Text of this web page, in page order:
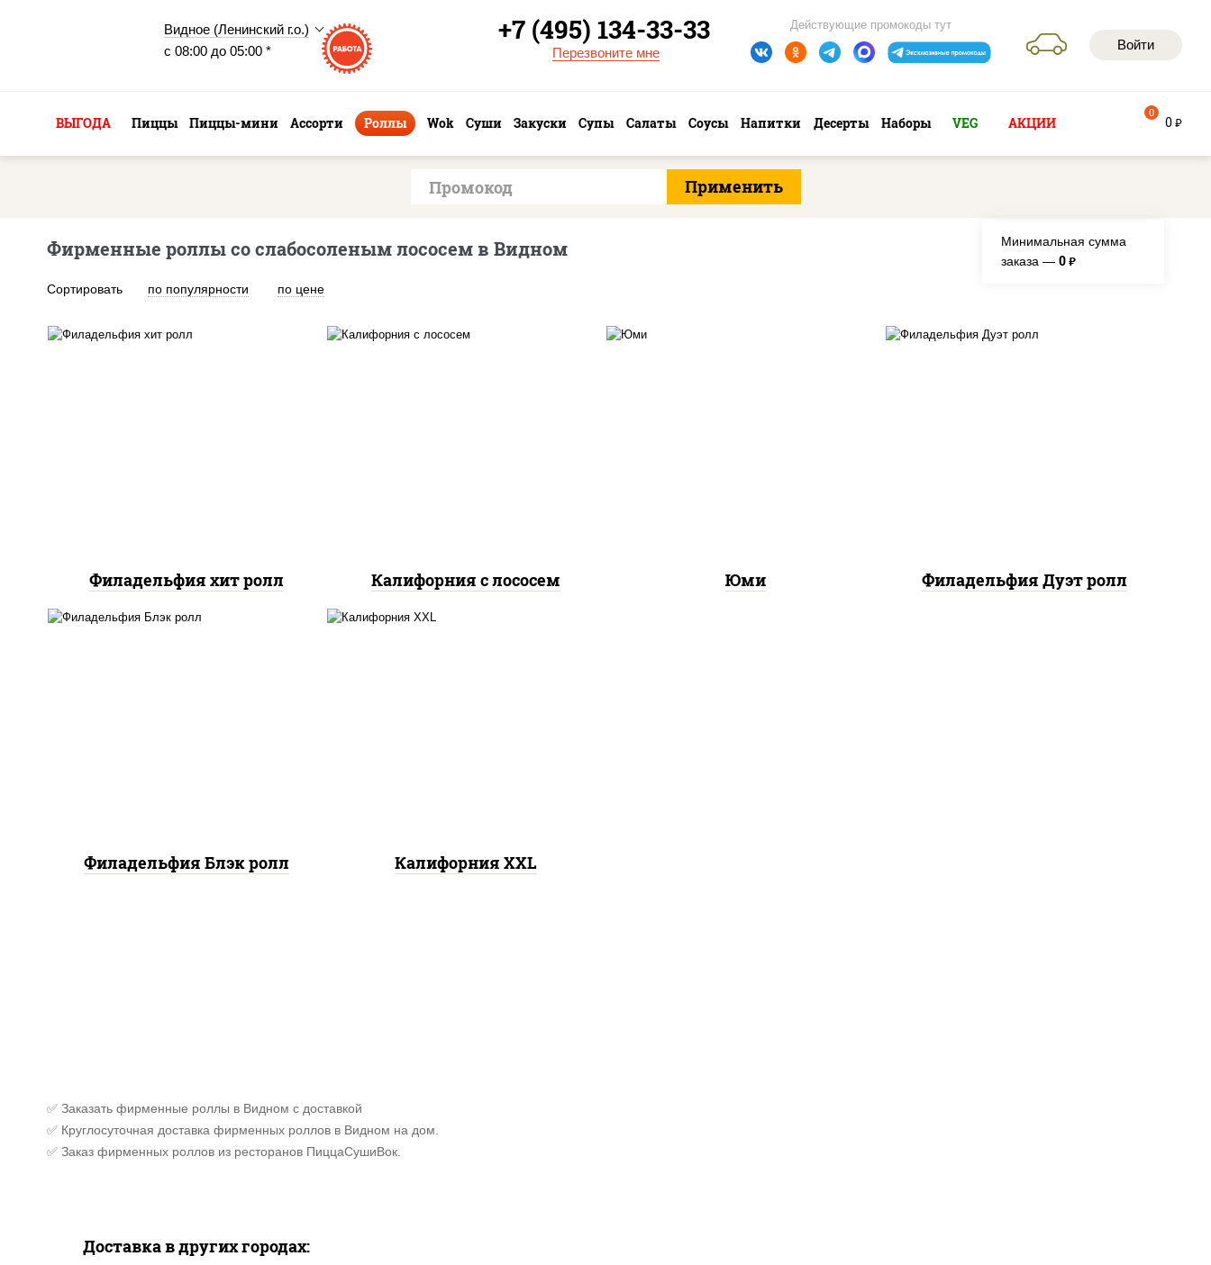
Видное (Ленинский г.о.)
с 08:00 до 05:00 *
Войти
Действующие промокоды тут
+7 (495) 134-33-33
Перезвоните мне
ВЫГОДА Пиццы Пиццы-мини Ассорти Роллы Wok Суши Закуски Супы Салаты Соусы Напитки Десерты Наборы VEG АКЦИИ 0 руб
0
Фирменные роллы со слабосоленым лососем в Видном
Сортировать по популярности по цене
Минимальная сумма
заказа — 0 руб.
Филадельфия хит ролл Калифорния с лососем Юми Филадельфия Дуэт ролл
Филадельфия Блэк ролл Калифорния XXL
✅ Заказать фирменные роллы в Видном с доставкой
✅ Круглосуточная доставка фирменных роллов в Видном на дом.
✅ Заказ фирменных роллов из ресторанов ПиццаСушиВок.
Доставка в других городах: